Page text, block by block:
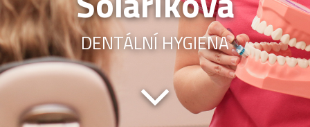
DENTÁLNÍ HYGIENA